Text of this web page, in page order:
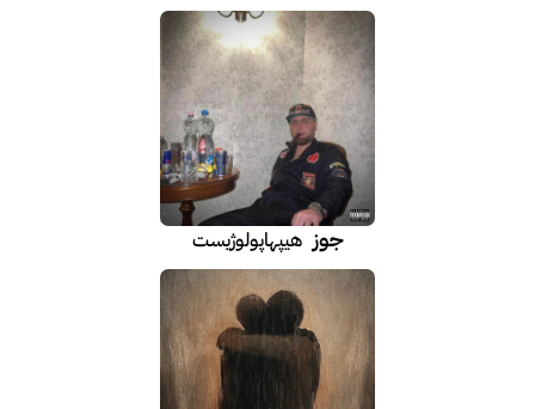
جوز هیپهاپولوژیست